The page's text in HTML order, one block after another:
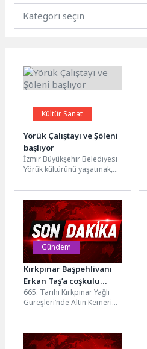
Kültür Sanat
Yörük Çalıştayı ve Şöleni
başlıyor
İzmir Büyükşehir Belediyesi
Yörük kültürünü yaşatmak,
kuşaklara aktarmak amacıyla
11-12 Nisan tarihleri...
Gündem
Kırkpınar Başpehlivanı
Erkan Taş’a coşkulu
karşılama
665. Tarihi Kırkpınar Yağlı
Güreşleri’nde Altın Kemeri
kazandıran Antalya
Büyükşehir Belediyesi Spor
Kulübü...